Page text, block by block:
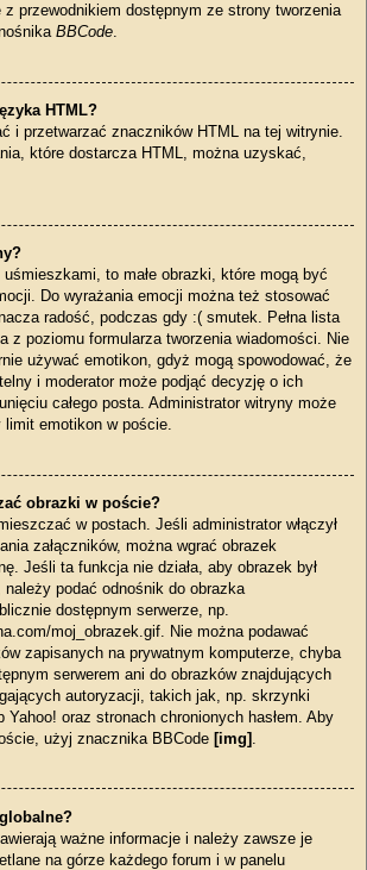
z przewodnikiem dostępnym ze strony tworzenia
BBCode.
HTML?
i przetwarzać znaczników HTML na tej witrynie.
które dostarcza HTML, można uzyskać,
to małe obrazki, które mogą być
Do wyrażania emocji można też stosować
radość, podczas gdy :( smutek. Pełna lista
z poziomu formularza tworzenia wiadomości. Nie
używać emotikon, gdyż mogą spowodować, że
i moderator może podjąć decyzję o ich
całego posta. Administrator witryny może
emotikon w poście.
obrazki w poście?
w postach. Jeśli administrator włączył
załączników, można wgrać obrazek
Jeśli ta funkcja nie działa, aby obrazek był
podać odnośnik do obrazka
dostępnym serwerze, np.
moj_obrazek.gif. Nie można podawać
zapisanych na prywatnym komputerze, chyba
serwerem ani do obrazków znajdujących
autoryzacji, takich jak, np. skrzynki
Yahoo! oraz stronach chronionych hasłem. Aby
użyj znacznika BBCode [img]
ważne informacje i należy zawsze je
na górze każdego forum i w panelu